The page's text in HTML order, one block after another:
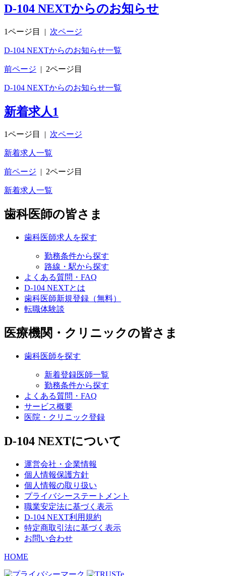
D-104 NEXTからのお知らせ
1ページ目 | 次ページ
D-104 NEXTからのお知らせ一覧
前ページ | 2ページ目
D-104 NEXTからのお知らせ一覧
新着求人1
1ページ目 次ページ
新着求人一覧
前ページ 2ページ目
新着求人一覧
歯科医師の皆さま
歯科医師求人を探す
勤務条件から探す
路線・駅から探す
よくある質問・FAQ
D-104 NEXTとは
歯科医師新規登録（無料）
転職体験談
医療機関・クリニックの皆さま
歯科医師を探す
新着登録医師一覧
勤務条件から探す
よくある質問・FAQ
サービス概要
医院・クリニック登録
D-104 NEXTについて
運営会社・企業情報
個人情報保護方針
個人情報の取り扱い
プライバシーステートメント
職業安定法に基づく表示
D-104 NEXT利用規約
特定商取引法に基づく表示
お問い合わせ
HOME